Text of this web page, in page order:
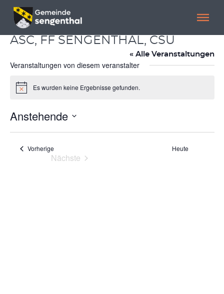
Menü überspringen
Menü überspringen
ASC, FF SENGENTHAL, CSU
« Alle Veranstaltungen
Veranstaltungen von diesem veranstalter
HinweisEs wurden keine Ergebnisse gefunden.
Anstehende
VorherigeVeranstaltungen Heute
Nächste